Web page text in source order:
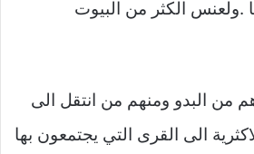
.ولعنس الكثر من البيوت
البدو ومنهم من انتقل الى
الى القرى التي يجتمعون بها